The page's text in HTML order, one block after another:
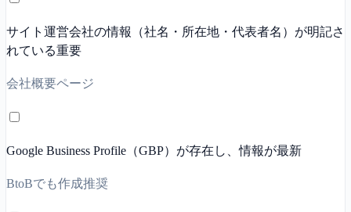
サイト運営会社の情報（社名・所在地・代表者名）が明記さ
れている重要
会社概要ページ
Google Business Profile（GBP）が存在し、情報が最新
BtoBでも作成推奨